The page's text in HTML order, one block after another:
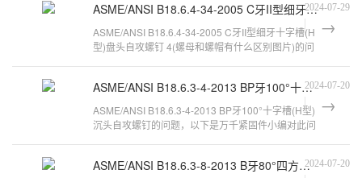
ASME/ANSI B18.6.4-34-2005 C牙II型细牙十字槽(H型)盘头自攻螺钉 4
2024-07-29
ASME/ANSI B18.6.4-34-2005 C牙II型细牙十字槽(H
型)盘头自攻螺钉 4(螺母和螺帽有什么区别图片)的问
ASME/ANSI B18.6.3-4-2013 BP牙100°十字槽(H型)沉头自攻螺钉
2024-07-20
ASME/ANSI B18.6.3-4-2013 BP牙100°十字槽(H型)
沉头自攻螺钉的问题，以下是万千紧固件小编对此问
ASME/ANSI B18.6.3-8-2013 B牙80°四方槽半沉头自攻螺钉2024-07-20